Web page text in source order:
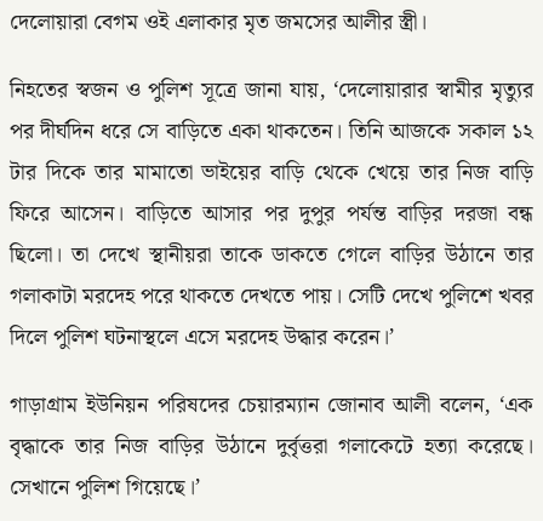
দেলোয়ারা বেগম ওই এলাকার মৃত জমসের আলীর স্ত্রী।
নিহতের স্বজন ও পুলিশ সূত্রে জানা যায়, ‘দেলোয়ারার স্বামীর মৃত্যুর
পর দীর্ঘদিন ধরে সে বাড়িতে একা থাকতেন। তিনি আজকে সকাল ১২
টার দিকে তার মামাতো ভাইয়ের বাড়ি থেকে খেয়ে তার নিজ বাড়ি
ফিরে আসেন। বাড়িতে আসার পর দুপুর পর্যন্ত বাড়ির দরজা বন্ধ
ছিলো। তা দেখে স্থানীয়রা তাকে ডাকতে গেলে বাড়ির উঠানে তার
গলাকাটা মরদেহ পরে থাকতে দেখতে পায়। সেটি দেখে পুলিশে খবর
দিলে পুলিশ ঘটনাস্থলে এসে মরদেহ উদ্ধার করেন।’
গাড়াগ্রাম ইউনিয়ন পরিষদের চেয়ারম্যান জোনাব আলী বলেন, ‘এক
বৃদ্ধাকে তার নিজ বাড়ির উঠানে দুর্বৃত্তরা গলাকেটে হত্যা করেছে।
সেখানে পুলিশ গিয়েছে।’